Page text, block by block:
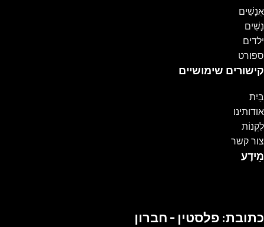
אֲנָשִׁים
נָשִׁים
ילדים
ספורט
קישורים שימושיים
בַּיִת
אודותינו
לִקְנוֹת
צור קשר
מֵידָע
כתובת: פלסטין - חברון